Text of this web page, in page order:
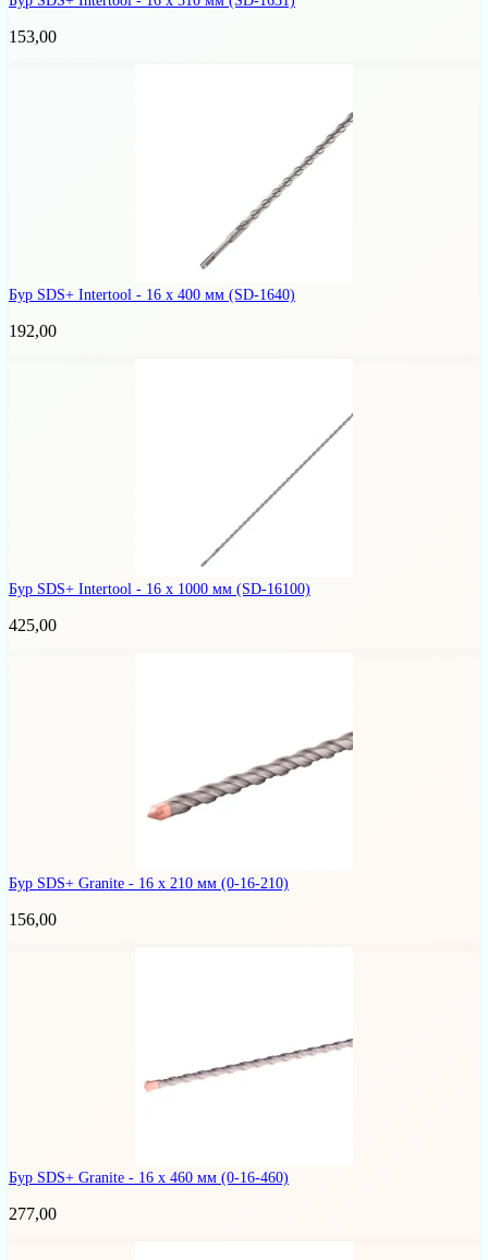
153,00
Бур SDS+ Intertool - 16 х 400 мм (SD-1640)
192,00
Бур SDS+ Intertool - 16 х 1000 мм (SD-16100)
425,00
Бур SDS+ Granite - 16 х 210 мм (0-16-210)
156,00
Бур SDS+ Granite - 16 х 460 мм (0-16-460)
277,00